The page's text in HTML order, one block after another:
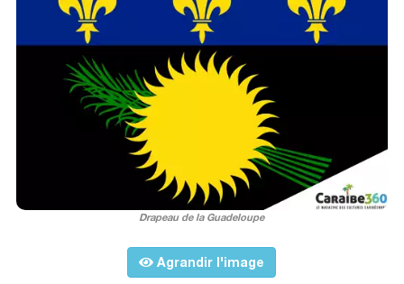
Drapeau de la Guadeloupe
Agrandir l'image